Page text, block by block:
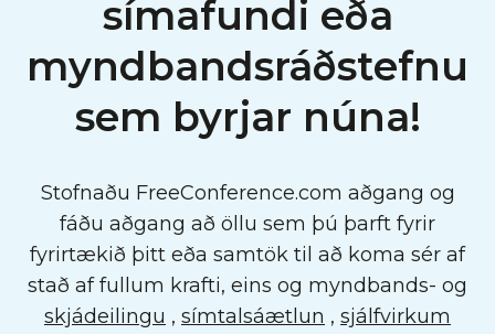
símafundi eða
myndbandsráðstefnu
sem byrjar núna!
Stofnaðu FreeConference.com aðgang og
fáðu aðgang að öllu sem þú þarft fyrir
fyrirtækið þitt eða samtök til að koma sér af
stað af fullum krafti, eins og myndbands- og
skjádeilingu , símtalsáætlun , sjálfvirkum